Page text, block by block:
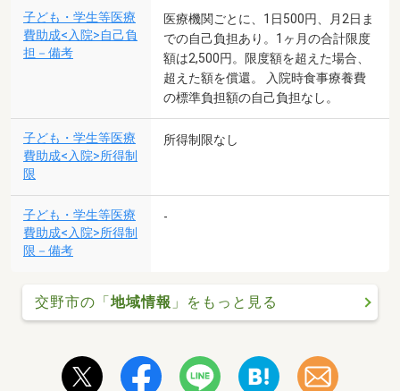
子ども・学生等医療
費助成<入院>自己負
担－備考
医療機関ごとに、1日500円、月2日ま
での自己負担あり。1ヶ月の合計限度
額は2,500円。限度額を超えた場合、
超えた額を償還。 入院時食事療養費
の標準負担額の自己負担なし。
子ども・学生等医療
費助成<入院>所得制
限
所得制限なし
子ども・学生等医療
費助成<入院>所得制
限－備考
-
交野市の「地域情報 」をもっと見る